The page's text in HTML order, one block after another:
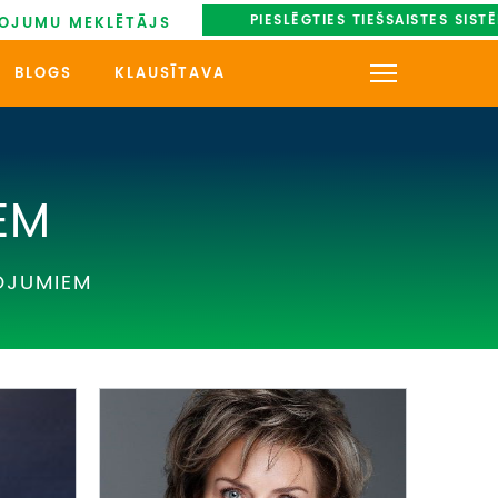
MEKLĒTĀJS PIESLĒGTIES TIEŠSAISTES
BLOGS KLAUSĪTAVA
PIRMSLĪGUMA INFORMĀCIJA,
KLIENTA LĪGUMS,
CEĻOJUMU APDROŠINĀŠANA